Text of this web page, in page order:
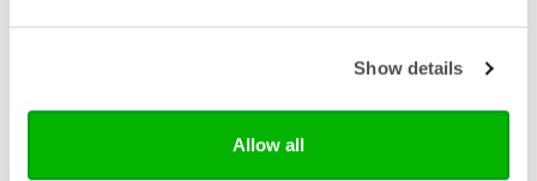
Show details
Allow all
Wat betekent het dat God sommige mensen heeft
geschapen met hooggevoeligheid? Hoe kun je het
niet als een last maar juist als een talent leren zien?
prikkels en beleven de wereld heel intens. Er zijn al
€ 17,99